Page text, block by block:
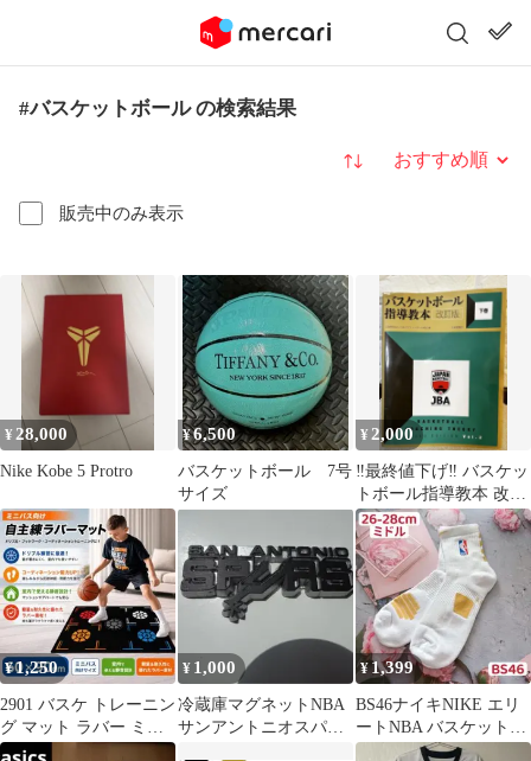
#バスケットボール の検索結果
販売中のみ表示
並び替え
¥ 28,000
Nike Kobe 5 Protro
¥6,500
バスケットボール 7号
サイズ
¥ 2,000
‼️最終値下げ‼️ バスケッ
トボール指導教本 改訂
版 【下巻】
¥1,250
2901 バスケ トレーニン
グ マット ラバー ミニ
バス 室内 静音 ドリブ
¥ 1,000
冷蔵庫マグネットNBA
サンアントニオスパー
¥1,399
BS46ナイキNIKE エリ
ートNBA バスケットボ
ールソックスLサイズ